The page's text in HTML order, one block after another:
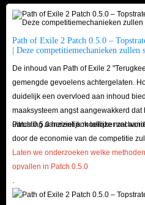
voor specifieke items. Sommige
nieuwe Path of Exile 2-items en
Quest-items: verkrijgbaar via
verwijderd, zoals de kaart van
tot Chamber of Sins.
wanneer ze in een stopcontact
van apparatuuraansluitingen,
maatwerk bieden.
weerspiegelen nieuwe inhoud en
Path of Exile 2 Patch 0.5.0 –
| Deze competitiemechanieken
De inhoud van Path of Exile 2
gemengde gevoelens achtergelaten.
duidelijk een overvloed aan inhoud
maaksysteem angst aangewakkerd
uitrusting aanzienlijk moeilijker zal
Patch 0.5.0 herziet ook talloze
door de economie van de competitie
Laten we onderzoeken welke
opvallen in Patch 0.5.0